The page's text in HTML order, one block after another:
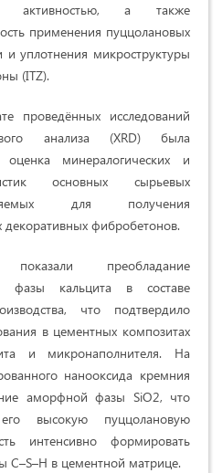
активностью, а также
применения пуццолановых
и уплотнения микроструктуры
(ITZ).
проведённых исследований
анализа (XRD) была
минералогических и
основных сырьевых
для получения
декоративных фибробетонов.
показали преобладание
фазы кальцита в составе
что подтвердило
в цементных композитах
и микронаполнителя. На
нанооксида кремния
аморфной фазы SiO2, что
высокую пуццолановую
интенсивно формировать
C–S–H в цементной матрице.